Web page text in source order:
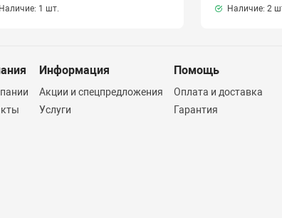
Наличие: 1 шт. Наличие:2
Информация
Акции и спецпредложения
Услуги
Помощь
Оплата и доставка
Гарантия